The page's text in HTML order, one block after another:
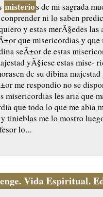
misterios de mi sagrada
ni lo saben
y estas merÃ§edes las
que misericordias y que
seÃ±or de estas
yÃ§iese estas mise-
de su dibina
me respondio no se
misericordias les aria que
que todo lo que me abia
tinieblas me lo mostro
lo...
Vida Espiritual.